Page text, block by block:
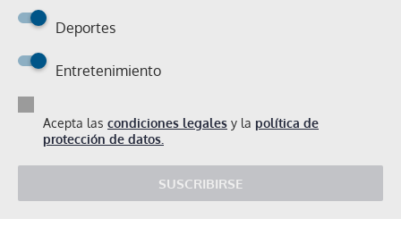
Deportes
Entretenimiento
Acepta las condiciones legales y la política de
protección de datos.
SUSCRIBIRSE